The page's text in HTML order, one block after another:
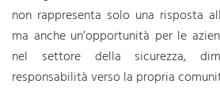
non rappresenta solo una risposta
ma anche un’opportunità per le
nel settore della sicurezza,
responsabilità verso la propria